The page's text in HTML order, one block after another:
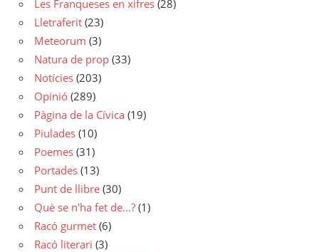
Les Franqueses en xifres (28)
Lletraferit (23)
Meteorum (3)
Natura de prop (33)
Notícies (203)
Opinió (289)
Pàgina de la Cívica (19)
Piulades (10)
Poemes (31)
Portades (13)
Punt de llibre (30)
Què se n'ha fet de…? (1)
Racó gurmet (6)
Racó literari (3)